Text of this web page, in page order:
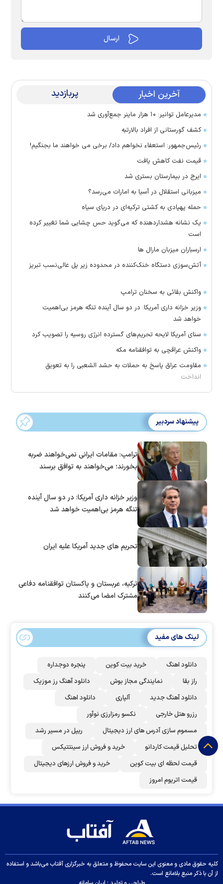
آخرین اخبار پربازدید
مدیرعامل توانیر: ۱۰ هزار ماینر جمع‌آوری شد
کشف گورستانی از افراد بالارتبه
رئیس‌جمهور: استعفاء نخواهم داد/ برخی می خواهند ما بجنگیم!
قیمت نفت کاهش یافت
ایرج در بیمارستان بستری شد
میزبانی استقلال در آسیا به امارات می‌رسد؟
حمله پهپادی به کشتی ترکیه‌ای در دریای سیاه
یک نشانه هشداردهنده که می‌گوید حس چشایی شما تغییر کرده
است
ارسباران میزبان مارال ها
آتش‌سوزی دستگاه خنک‌کننده در محدوده زیر پل عالی‌نسب تبریز
واکنش بقائی به سخنان ترامپ
وزیر خزانه داری آمریکا: در دو سال آینده تنگه هرمز بی‌اهمیت
خواهد شد
سنای آمریکا لایحه تحریم‌های گسترده انرژی روسیه را تصویب کرد
واکنش عراقچی به توافقنامه مکه
مقاومت عراق پاسخ به حملات به حشد الشعبی را به تعویق
انداخت
پیشنهاد سردبیر
ترامپ: مقامات ایرانی نمی‌خواهند ضربه
بخورند؛ می‌خواهند به توافق برسند
وزیر خزانه داری آمریکا: در دو سال آینده
تنگه هرمز بی‌اهمیت خواهد شد
تحریم های جدید آمریکا علیه ایران
ترکیه، عربستان و پاکستان توافقنامه دفاعی
مشترک امضا می‌کنند
لینک های مفید
دانلود اهنگ خرید بیت کوین
پنجره دوجداره
راز بقا
نمایندگی مجاز بوش
دانلود آهنگ رز‌ موزیک
دانلود آهنگ جدید
آلپاری
دانلود اهنگ
رزرو هتل خارجی
نکسو رمزارزی نوآور
مسموم سازی آدرس های ارز دیجیتال
ریپل در مسیر رشد
تحلیل قیمت کاردانو
خرید و فروش ارز سینتتیکس
قیمت لحظه ای بیت کوین
خرید و فروش ارزهای دیجیتال
قیمت اتریوم امروز
کلیه حقوق مادی و معنوی این سایت محفوظ و متعلق به خبرگزاری آفتاب می‌باشد و استفاده
از آن با ذکر منبع بلامانع است.